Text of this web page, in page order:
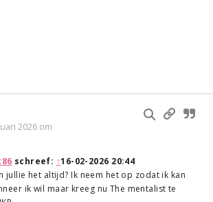
2026 om
schreef: ↑16-02-2026 20:44
jullie het altijd? Ik neem het op zodat ik kan
ik wil maar kreeg nu The mentalist te